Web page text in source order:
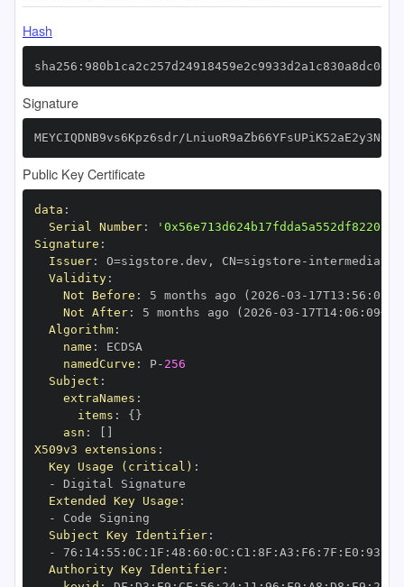
Hash
Signature
MEYCIQDNB9vs6Kpz6sdr/
Public Key Certificate
data :
Serial Number:
Signature :
Issuer: O=sigstore.dev , CN=sigstore -
Validity:
Not Before : 5 months ago (2026 -03 - 17T13 : 56 :
Not After: 5 months ago (2026 -03 - 17T14: 06 : 09+00
Algorithm:
name :
namedCurve : P- 256
Subject :
extraNames :
items : { }
asn :
X509v3 extensions :
Key Usage (critical) :
-
Extended Key Usage :
-
Subject Key Identifier:
-
76 : 14: 55 : 0C : 1F : 48 : 60 : 0C : C1 : 8F : A3 : F6 : 7F : E0 : 93
Authority Key Identifier: